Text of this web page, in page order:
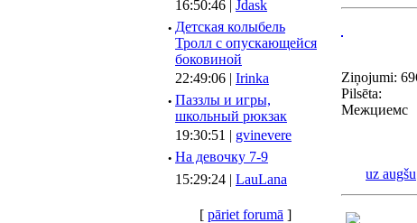
16:50:46 | Jdask
· Детская колыбель
Тролл с опускающейся
боковиной
22:49:06 | Irinka
· Паззлы и игры,
школьный рюкзак
19:30:51 | gvinevere
· Hа девочку 7-9
15:29:24 | LauLana
[ pāriet forumā ]
Ziņojumi:
Pilsēta:
Межциемс
uz augšu